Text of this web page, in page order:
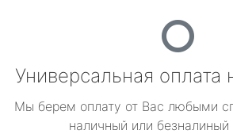
Универсальная оплата
Мы берем оплату от Вас любыми
наличный или безналиный